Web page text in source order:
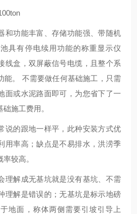
和功能丰富、存储功能强、带随机
具有停电续用功能的称重显示仪
线盒，双屏蔽信号电缆，且整个系
能。 不需要做任何基础施工，只需
面或水泥路面即可，为您省下了一
施工费用。
说的跟地一样平，此种安装方式优
用率高；缺点是不易排水，洪涝季
较高。
理解成无基坑就是没有基坑、不需
理解是错误的；无基坑是标示地磅
地面，称体两侧需要引坡引导上